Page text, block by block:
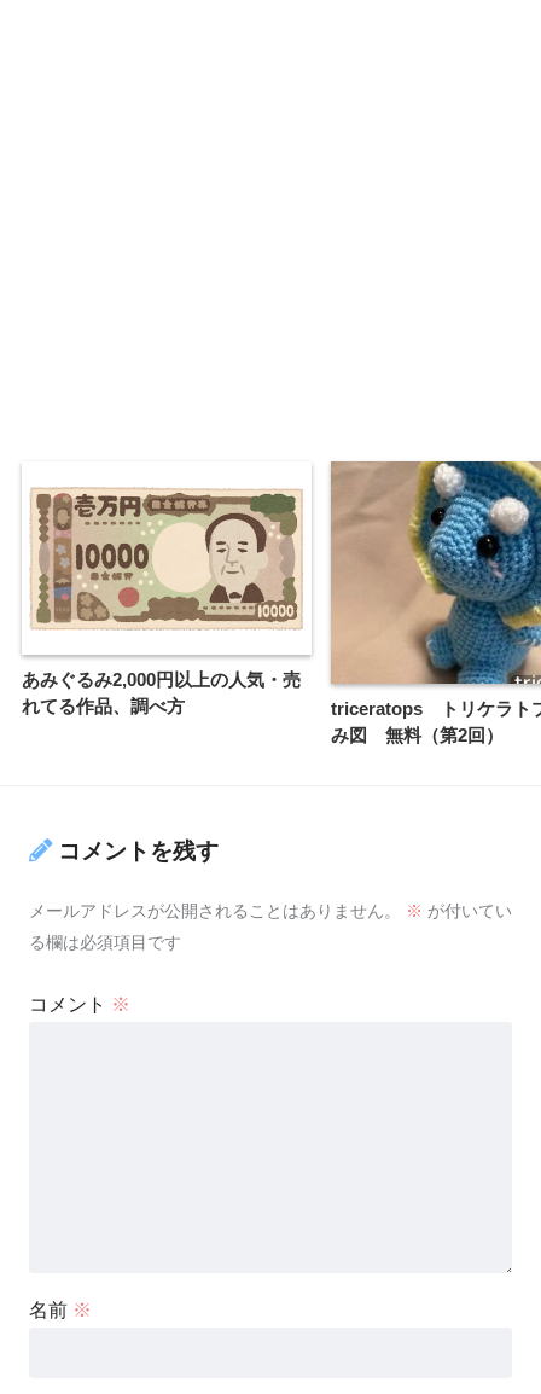
あみぐるみ2,000円以上の人気・売
れてる作品、調べ方
triceratops トリケラト
み図 無料（第2回）
コメントを残す
メールアドレスが公開されることはありません。 ※ が付いてい
る欄は必須項目です
コメント ※
名前 ※